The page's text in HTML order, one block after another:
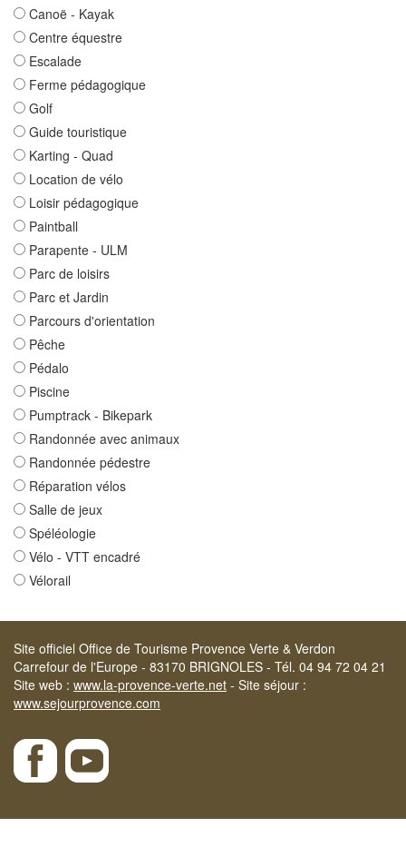
Canoë - Kayak
Centre équestre
Escalade
Ferme pédagogique
Golf
Guide touristique
Karting - Quad
Location de vélo
Loisir pédagogique
Paintball
Parapente - ULM
Parc de loisirs
Parc et Jardin
Parcours d'orientation
Pêche
Pédalo
Piscine
Pumptrack - Bikepark
Randonnée avec animaux
Randonnée pédestre
Réparation vélos
Salle de jeux
Spéléologie
Vélo - VTT encadré
Vélorail
Site officiel Office de Tourisme Provence Verte & Verdon
Carrefour de l'Europe - 83170 BRIGNOLES - Tél. 04 94 72 04 21
Site web : www.la-provence-verte.net - Site séjour :
www.sejourprovence.com